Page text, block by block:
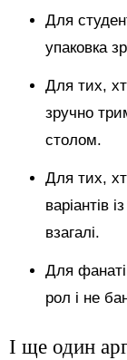
Для
упаковка
Для тих,
зручно
столом.
Для тих,
варіантів
взагалі.
Для
рол і не
І ще один